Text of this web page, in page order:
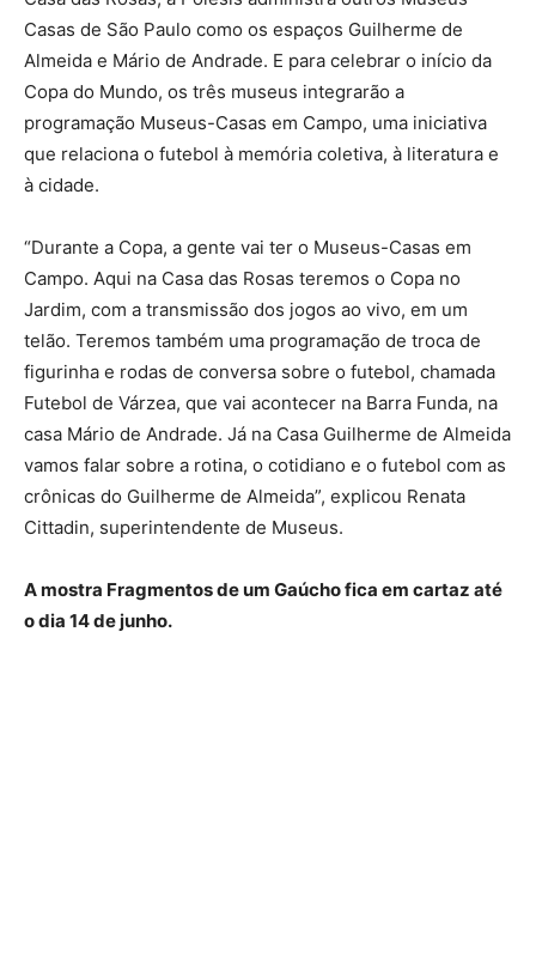
Casas de São Paulo como os espaços Guilherme de
Almeida e Mário de Andrade. E para celebrar o início da
Copa do Mundo, os três museus integrarão a
programação Museus-Casas em Campo, uma iniciativa
que relaciona o futebol à memória coletiva, à literatura e
à cidade.
“Durante a Copa, a gente vai ter o Museus-Casas em
Campo. Aqui na Casa das Rosas teremos o Copa no
Jardim, com a transmissão dos jogos ao vivo, em um
telão. Teremos também uma programação de troca de
figurinha e rodas de conversa sobre o futebol, chamada
Futebol de Várzea, que vai acontecer na Barra Funda, na
casa Mário de Andrade. Já na Casa Guilherme de Almeida
vamos falar sobre a rotina, o cotidiano e o futebol com as
crônicas do Guilherme de Almeida”, explicou Renata
Cittadin, superintendente de Museus.
A mostra Fragmentos de um Gaúcho fica em cartaz até
o dia 14 de junho.